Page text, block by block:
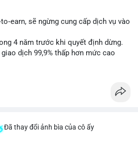
sẽ ngừng cung cấp dịch vụ vào
4 năm trước khi quyết định dừng.
dịch 99,9% thấp hơn mức cao
Đã thay đổi ảnh bìa của cô ấy